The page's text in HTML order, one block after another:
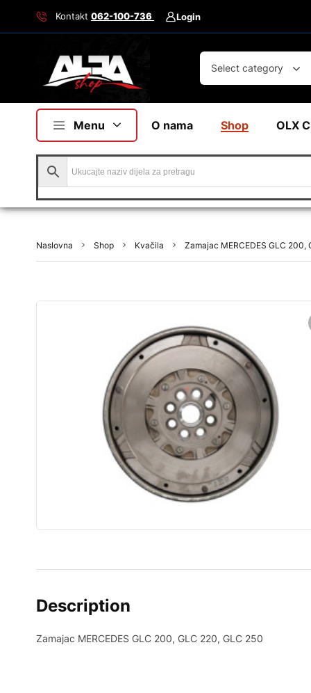
Kontakt 062-100-736 Login
Select category
Menu O nama Shop OLX
Naslovna Shop Kvačila Zamajac MERCEDES GLC 200,
Description
Zamajac MERCEDES GLC 200, GLC 220, GLC 250